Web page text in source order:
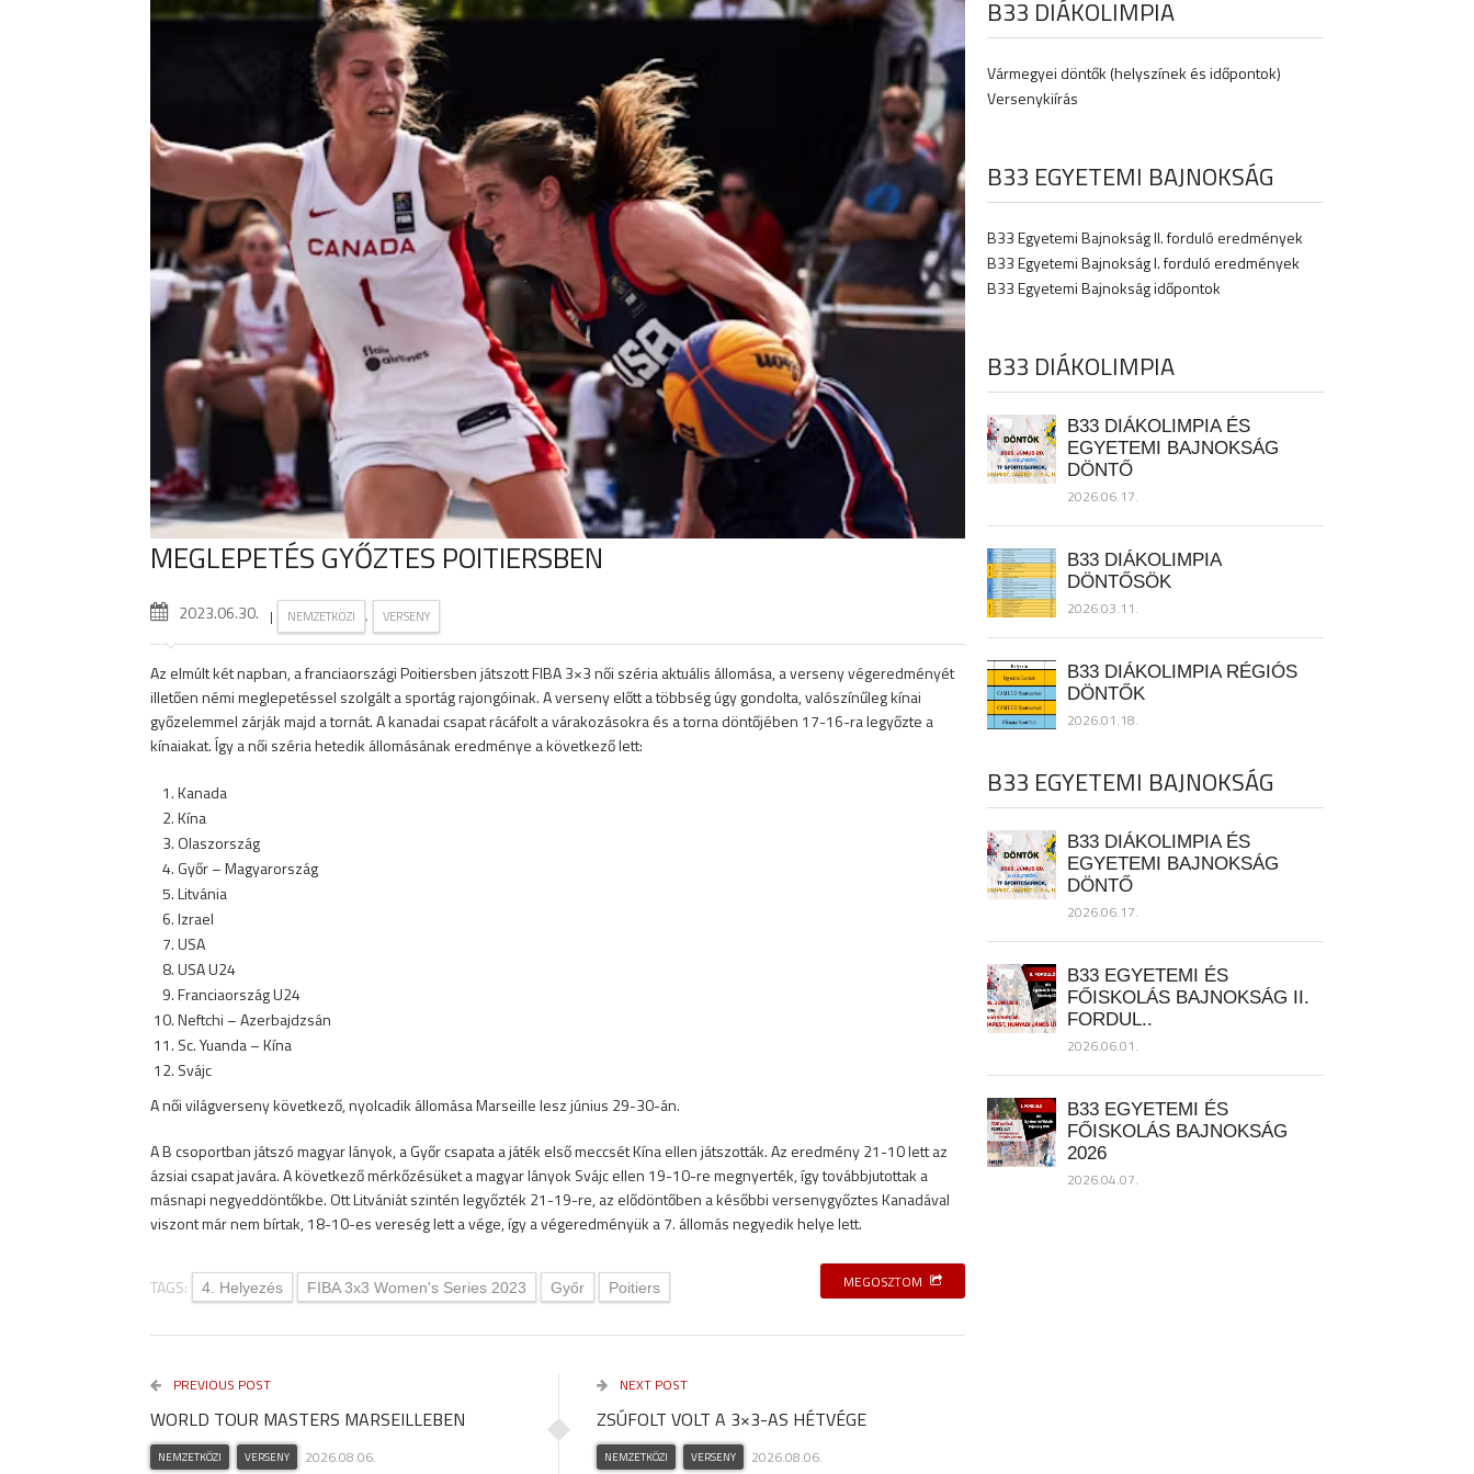
MEGLEPETÉS GYŐZTES POITIERSBEN
2023.06.30. | NEMZETKÖZI , VERSENY
Az elmúlt két napban, a franciaországi Poitiersben játszott FIBA 3×3 női széria aktuális állomása, a verseny végeredményét
illetően némi meglepetéssel szolgált a sportág rajongóinak. A verseny előtt a többség úgy gondolta, valószínűleg kínai
győzelemmel zárják majd a tornát. A kanadai csapat rácáfolt a várakozásokra és a torna döntőjében 17-16-ra legyőzte a
kínaiakat. Így a női széria hetedik állomásának eredménye a következő lett:
Kanada
Kína
Olaszország
Győr – Magyarország
Litvánia
Izrael
USA
USA U24
Franciaország U24
Neftchi – Azerbajdzsán
Sc. Yuanda – Kína
Svájc
A női világverseny következő, nyolcadik állomása Marseille lesz június 29-30-án.
A B csoportban játszó magyar lányok, a Győr csapata a játék első meccsét Kína ellen játszották. Az eredmény 21-10 lett az
ázsiai csapat javára. A következő mérkőzésüket a magyar lányok Svájc ellen 19-10-re megnyerték, így továbbjutottak a
másnapi negyeddöntőkbe. Ott Litvániát szintén legyőzték 21-19-re, az elődöntőben a későbbi versenygyőztes Kanadával
viszont már nem bírtak, 18-10-es vereség lett a vége, így a végeredményük a 7. állomás negyedik helye lett.
TAGS: 4. Helyezés FIBA 3x3 Women's Series 2023 Győr Poitiers MEGOSZTOM
PREVIOUS POST
WORLD TOUR MASTERS MARSEILLEBEN
NEMZETKÖZI VERSENY 2026.08.06.
NEXT POST
ZSÚFOLT VOLT A 3×3-AS HÉTVÉGE
NEMZETKÖZI VERSENY 2026.08.06.
B33 DIÁKOLIMPIA
Vármegyei döntők (helyszínek és időpontok)
Versenykiírás
B33 EGYETEMI BAJNOKSÁG
B33 Egyetemi Bajnokság II. forduló eredmények
B33 Egyetemi Bajnokság I. forduló eredmények
B33 Egyetemi Bajnokság időpontok
B33 DIÁKOLIMPIA
B33 DIÁKOLIMPIA ÉS
EGYETEMI BAJNOKSÁG
DÖNTŐ
2026.06.17.
B33 DIÁKOLIMPIA
DÖNTŐSÖK
2026.03.11.
B33 DIÁKOLIMPIA RÉGIÓS
DÖNTŐK
2026.01.18.
B33 EGYETEMI BAJNOKSÁG
B33 DIÁKOLIMPIA ÉS
EGYETEMI BAJNOKSÁG
DÖNTŐ
2026.06.17.
B33 EGYETEMI ÉS
FŐISKOLÁS BAJNOKSÁG II.
FORDUL..
2026.06.01.
B33 EGYETEMI ÉS
FŐISKOLÁS BAJNOKSÁG
2026
2026.04.07.